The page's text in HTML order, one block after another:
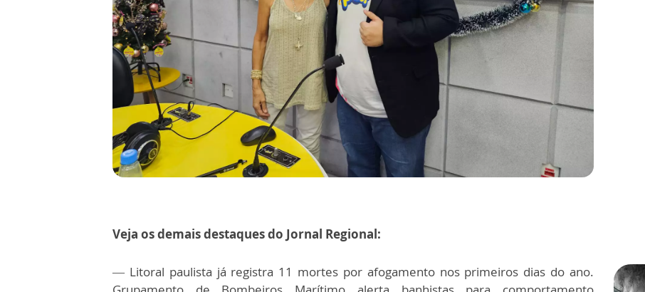
Veja os demais destaques do Jornal Regional:
— Litoral paulista já registra 11 mortes por afogamento nos primeiros dias do ano.